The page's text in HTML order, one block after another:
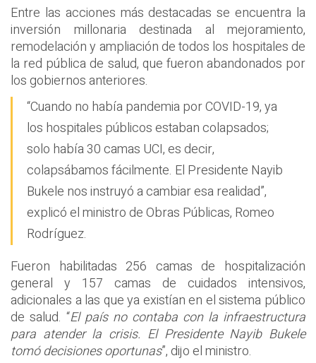
Entre las acciones más destacadas se encuentra la
inversión millonaria destinada al mejoramiento,
remodelación y ampliación de todos los hospitales de
la red pública de salud, que fueron abandonados por
los gobiernos anteriores.
“Cuando no había pandemia por COVID-19, ya
los hospitales públicos estaban colapsados;
solo había 30 camas UCI, es decir,
colapsábamos fácilmente. El Presidente Nayib
Bukele nos instruyó a cambiar esa realidad”,
explicó el ministro de Obras Públicas, Romeo
Rodríguez.
Fueron habilitadas 256 camas de hospitalización
general y 157 camas de cuidados intensivos,
adicionales a las que ya existían en el sistema público
de salud. “El país no contaba con la infraestructura
para atender la crisis. El Presidente Nayib Bukele
tomó decisiones oportunas”, dijo el ministro.